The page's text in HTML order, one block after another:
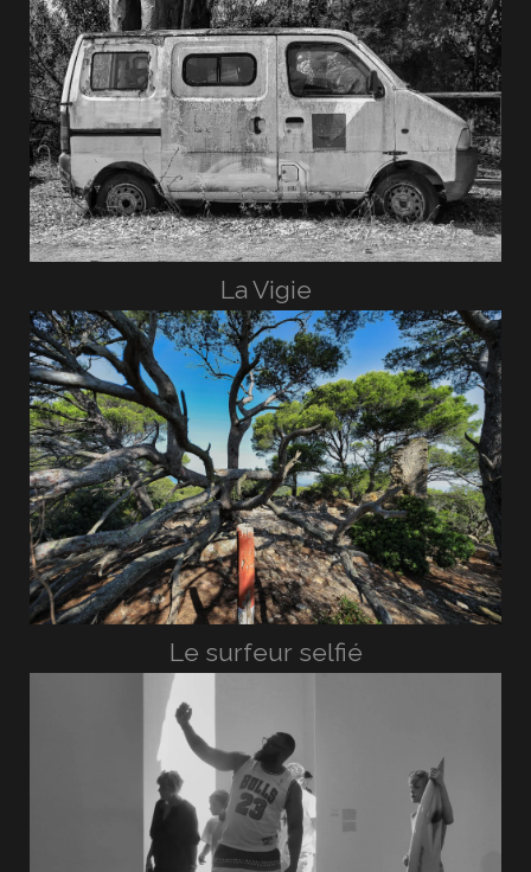
La Vigie
Le surfeur selfié